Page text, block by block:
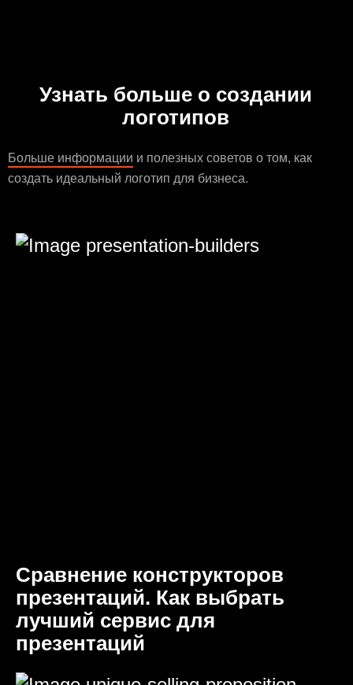
Узнать больше о создании
логотипов
Больше информации и полезных советов о том, как
создать идеальный логотип для бизнеса.
Сравнение конструкторов
презентаций. Как выбрать
лучший сервис для
презентаций